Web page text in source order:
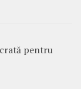
pentru